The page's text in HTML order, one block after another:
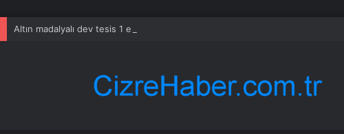
Altın madalyalı dev tesis 1 euroya satışta: Sahibi olmak için tek bir şart var